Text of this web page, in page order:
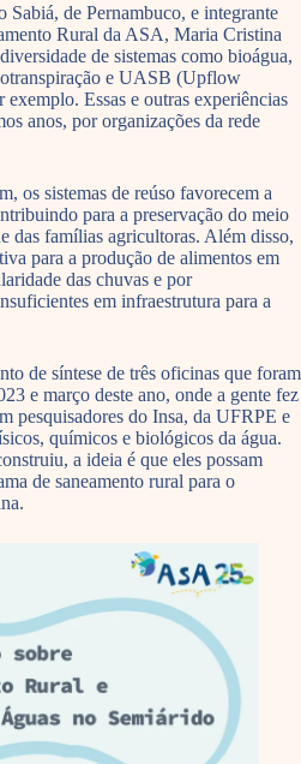
Sabiá, de Pernambuco, e integrante
Rural da ASA, Maria Cristina
de sistemas como bioágua,
e UASB (Upflow
Essas e outras experiências
anos, por organizações da rede
os sistemas de reúso favorecem a
para a preservação do meio
das famílias agricultoras. Além disso,
para a produção de alimentos em
das chuvas e por
em infraestrutura para a
de síntese de três oficinas que foram
e março deste ano, onde a gente fez
pesquisadores do Insa, da UFRPE e
químicos e biológicos da água.
a ideia é que eles possam
de saneamento rural para o